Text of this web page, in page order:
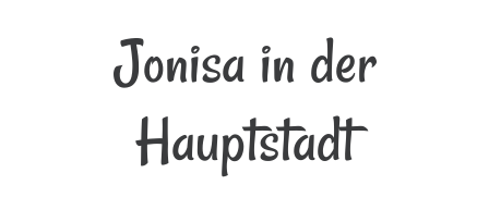
Jonisa in der
Hauptstadt